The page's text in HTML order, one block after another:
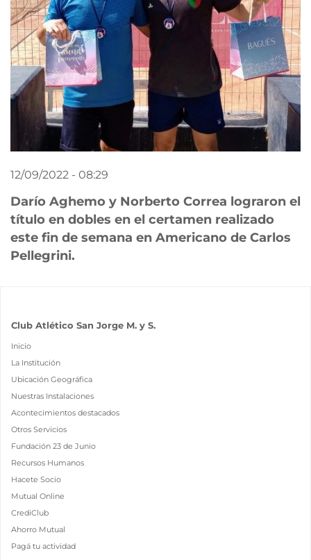
12/09/2022 - 08:29
Darío Aghemo y Norberto Correa lograron el
título en dobles en el certamen realizado
este fin de semana en Americano de Carlos
Pellegrini.
Club Atlético San Jorge M. y S.
Inicio
La Institución
Ubicación Geográfica
Nuestras Instalaciones
Acontecimientos destacados
Otros Servicios
Fundación 23 de Junio
Recursos Humanos
Hacete Socio
Mutual Online
CrediClub
Ahorro Mutual
Pagá tu actividad